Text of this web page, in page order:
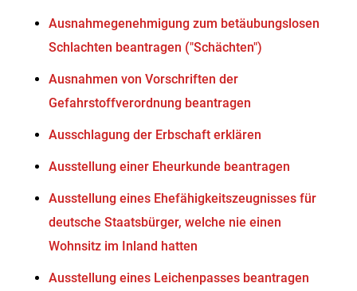
Ausnahmegenehmigung zum betäubungslosen
Schlachten beantragen ("Schächten")
Ausnahmen von Vorschriften der
Gefahrstoffverordnung beantragen
Ausschlagung der Erbschaft erklären
Ausstellung einer Eheurkunde beantragen
Ausstellung eines Ehefähigkeitszeugnisses für
deutsche Staatsbürger, welche nie einen
Wohnsitz im Inland hatten
Ausstellung eines Leichenpasses beantragen